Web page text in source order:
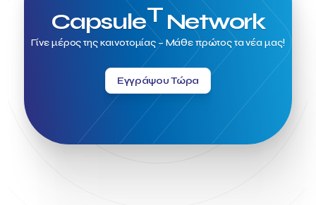
CapsuleTNetwork
Γίνε μέρος της καινοτομίας – Μάθε πρώτος τα νέα μας!
Εγγράψου Τώρα